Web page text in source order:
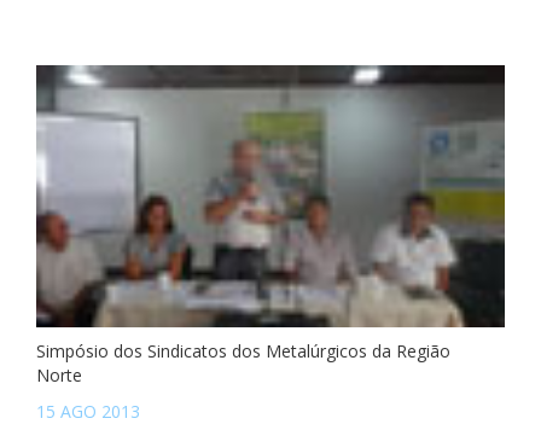
Simpósio dos Sindicatos dos Metalúrgicos da Região
Norte
15 AGO 2013